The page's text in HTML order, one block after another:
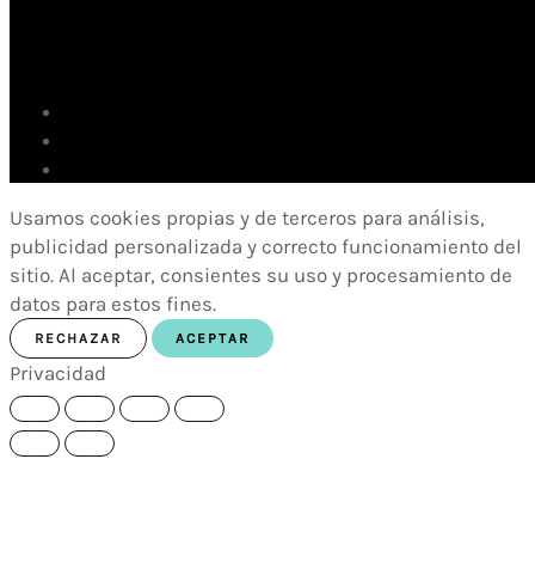
Usamos cookies propias y de terceros para análisis,
publicidad personalizada y correcto funcionamiento del
sitio. Al aceptar, consientes su uso y procesamiento de
datos para estos fines.
RECHAZAR ACEPTAR
Privacidad